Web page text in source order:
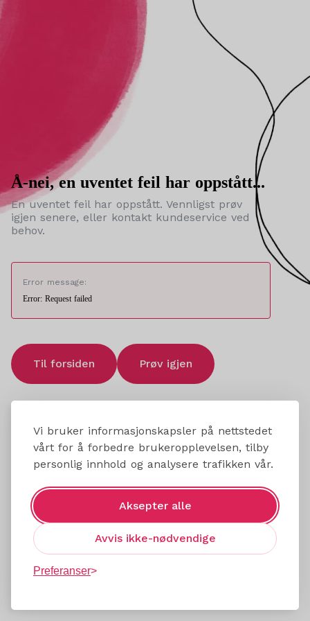
Vi bruker informasjonskapsler på nettstedet
vårt for å forbedre brukeropplevelsen, tilby
personlig innhold og analysere trafikken vår.
Aksepter alle
Avvis ikke-nødvendige
Preferanser
Å-nei, en uventet feil har oppstått...
En uventet feil har oppstått. Vennligst prøv
igjen senere, eller kontakt kundeservice ved
behov.
Error message:
Error: Request failed
Til forsiden Prøv igjen